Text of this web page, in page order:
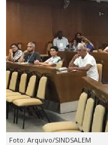
Foto: Arquivo/SINDSALEM